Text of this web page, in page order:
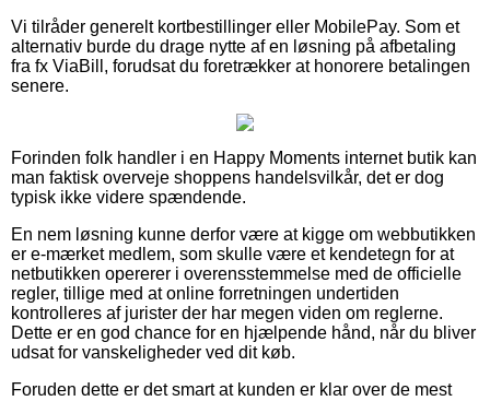
Vi tilråder generelt kortbestillinger eller MobilePay. Som et
alternativ burde du drage nytte af en løsning på afbetaling
fra fx ViaBill, forudsat du foretrækker at honorere betalingen
senere.
Forinden folk handler i en Happy Moments internet butik kan
man faktisk overveje shoppens handelsvilkår, det er dog
typisk ikke videre spændende.
En nem løsning kunne derfor være at kigge om webbutikken
er e-mærket medlem, som skulle være et kendetegn for at
netbutikken opererer i overensstemmelse med de officielle
regler, tillige med at online forretningen undertiden
kontrolleres af jurister der har megen viden om reglerne.
Dette er en god chance for en hjælpende hånd, når du bliver
udsat for vanskeligheder ved dit køb.
Foruden dette er det smart at kunden er klar over de mest